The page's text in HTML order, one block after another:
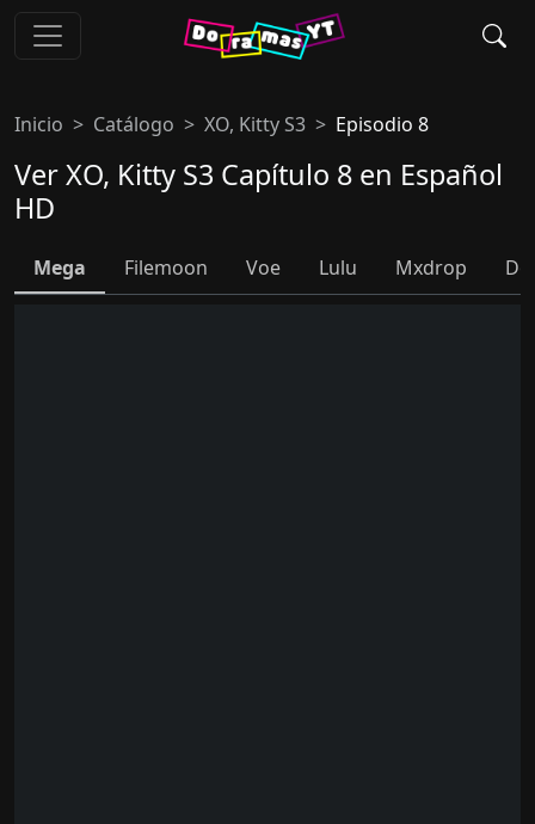
Inicio Catálogo XO, Kitty S3 Episodio 8
Ver XO, Kitty S3 Capítulo 8 en Español
HD
Mega Filemoon Voe Lulu Mxdrop